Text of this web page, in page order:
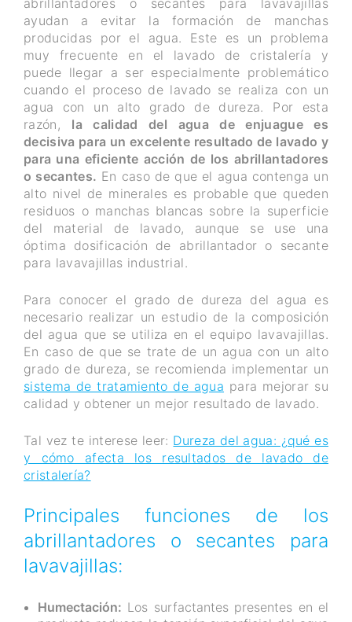
ayudan a evitar la formación de manchas
producidas por el agua. Este es un problema
muy frecuente en el lavado de cristalería y
puede llegar a ser especialmente problemático
cuando el proceso de lavado se realiza con un
agua con un alto grado de dureza. Por esta
razón, la calidad del agua de enjuague es
decisiva para un excelente resultado de lavado y
para una eficiente acción de los abrillantadores
o secantes. En caso de que el agua contenga un
alto nivel de minerales es probable que queden
residuos o manchas blancas sobre la superficie
del material de lavado, aunque se use una
óptima dosificación de abrillantador o secante
para lavavajillas industrial.
Para conocer el grado de dureza del agua es
necesario realizar un estudio de la composición
del agua que se utiliza en el equipo lavavajillas.
En caso de que se trate de un agua con un alto
grado de dureza, se recomienda implementar un
sistema de tratamiento de agua para mejorar su
calidad y obtener un mejor resultado de lavado.
Tal vez te interese leer: Dureza del agua: ¿qué es
y cómo afecta los resultados de lavado de
cristalería?
Principales funciones de los
abrillantadores o secantes para
lavavajillas:
Humectación: Los surfactantes presentes en el